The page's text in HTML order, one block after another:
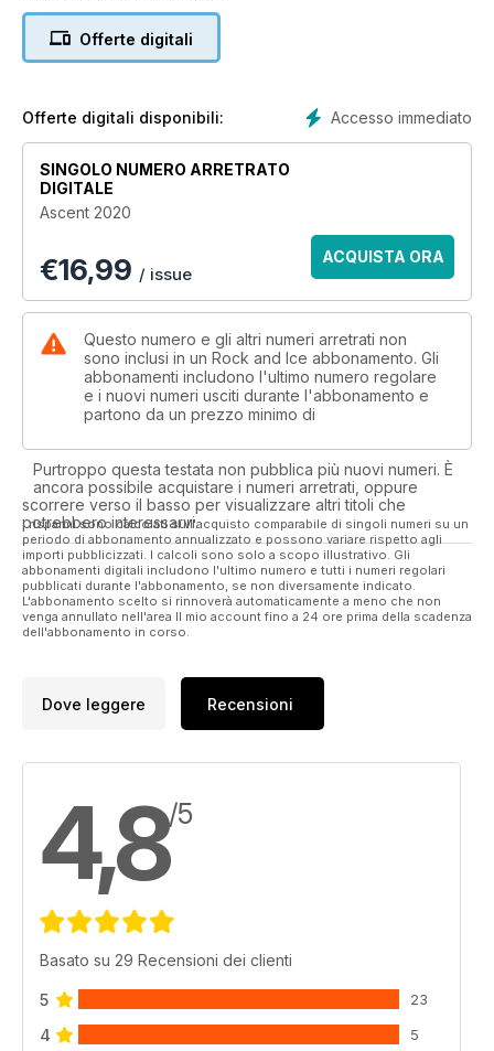
nozzles, valves, kinks and spray that creat the Ouray Ice
Park. Photos by Mike Thurk. Text By Caley Fretz.
FINDING TOM BALLARD: When the 30-year-old- British
compounded on tragedy. By Michael Levy
Offerte digitali
Accesso immediato
Offerte digitali disponibili:
SINGOLO NUMERO ARRETRATO
DIGITALE
Ascent 2020
€16,99 / issue
ACQUISTA ORA
Questo numero e gli altri numeri arretrati non
sono inclusi in un Rock and Ice abbonamento. Gli
abbonamenti includono l'ultimo numero regolare
e i nuovi numeri usciti durante l'abbonamento e
partono da un prezzo minimo di
Purtroppo questa testata non pubblica più nuovi numeri. È
ancora possibile acquistare i numeri arretrati, oppure
scorrere verso il basso per visualizzare altri titoli che
potrebbero interessarvi.
I risparmi sono calcolati sull'acquisto comparabile di singoli numeri su un
periodo di abbonamento annualizzato e possono variare rispetto agli
importi pubblicizzati. I calcoli sono solo a scopo illustrativo. Gli
abbonamenti digitali includono l'ultimo numero e tutti i numeri regolari
pubblicati durante l'abbonamento, se non diversamente indicato.
L'abbonamento scelto si rinnoverà automaticamente a meno che non
venga annullato nell'area Il mio account fino a 24 ore prima della scadenza
dell'abbonamento in corso.
Dove leggere Recensioni
4,8/5
Basato su 29 Recensioni dei clienti
5 23
4 5